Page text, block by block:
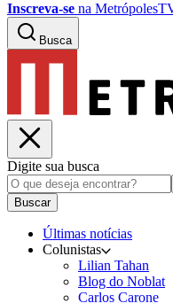
Inscreva-se na
Busca
Digite sua busca
Buscar
Últimas notícias
Colunistas
Lilian Tahan
Blog do Noblat
Carlos Carone